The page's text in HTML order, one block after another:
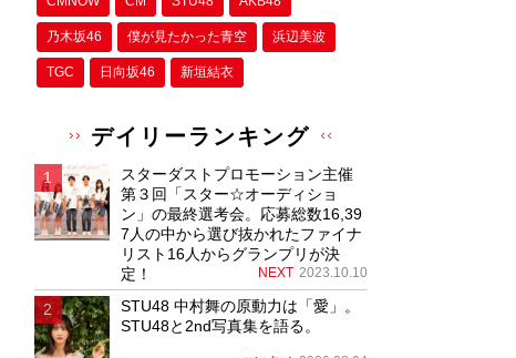
乃木坂46 僕が⾒たかった⻘空 浜辺美波
TGC 日向坂46 新垣結衣
デイリーランキング
スターダストプロモーション主催
第３回「スター☆オーディショ
ン」の最終選考会。応募総数16,39
7人の中から選び抜かれたファイナ
リスト16人からグランプリが決
定！
NEXT 2023.10.10
STU48 中村舞の原動力は「愛」。
STU48と2nd写真集を語る。